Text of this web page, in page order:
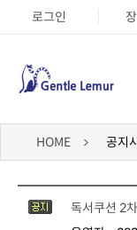
로그인
HOME 공지
독서쿠션 2